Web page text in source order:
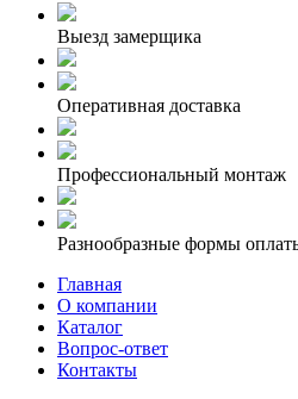
Выезд замерщика
Оперативная доставка
Профессиональный монтаж
Разнообразные формы
Главная
О компании
Каталог
Вопрос-ответ
Контакты